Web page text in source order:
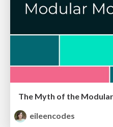
eileencodes